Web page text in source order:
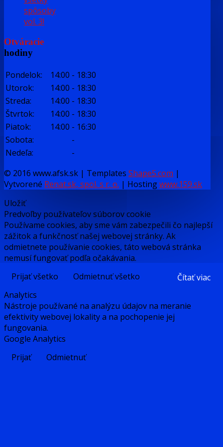
spôsoby
vol. 3!
Otváracie
hodiny
Pondelok: 14:00 - 18:30
Utorok:
14:00 - 18:30
Streda:
14:00 - 18:30
Štvrtok:
14:00 - 18:30
Piatok:
14:00 - 16:30
Sobota:
-
Nedeľa:
-
© 2016 www.afsk.sk | Templates Shape5.com |
Vytvorené Renat.sk, spol. s r. o. | Hostingwww.159.sk
Uložiť
Predvoľby používateľov súborov cookie
Používame cookies, aby sme vám zabezpečili čo najlepší
zážitok a funkčnosť našej webovej stránky. Ak
odmietnete používanie cookies, táto webová stránka
nemusí fungovať podľa očakávania.
Prijať všetko
Odmietnuť všetko
Čítať viac
Analytics
Nástroje používané na analýzu údajov na meranie
efektivity webovej lokality a na pochopenie jej
fungovania.
Google Analytics
Prijať
Odmietnuť